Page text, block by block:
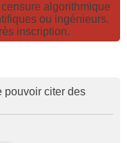
algorithmique
ou ingénieurs.
inscription.
pouvoir citer des